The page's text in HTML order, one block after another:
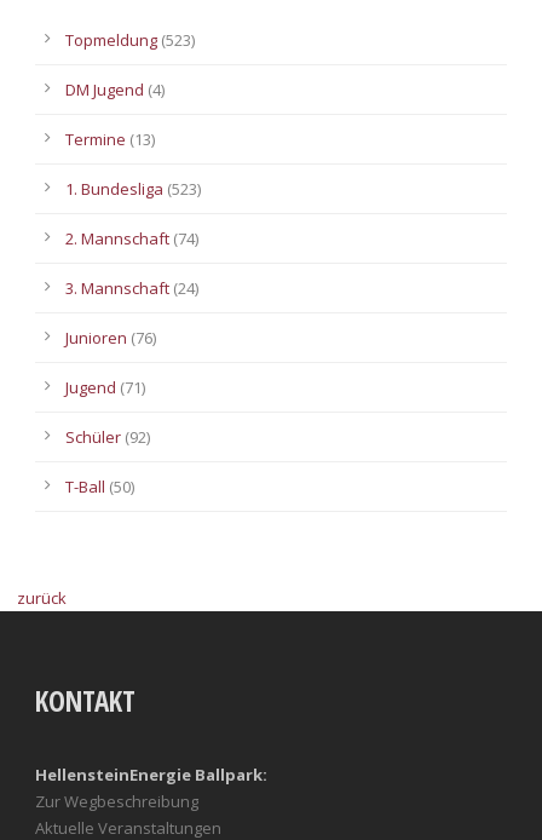
Topmeldung (523)
DM Jugend (4)
Termine (13)
1. Bundesliga (523)
2. Mannschaft (74)
3. Mannschaft (24)
Junioren (76)
Jugend (71)
Schüler (92)
T-Ball (50)
zurück
KONTAKT
HellensteinEnergie Ballpark:
Zur Wegbeschreibung
Aktuelle Veranstaltungen